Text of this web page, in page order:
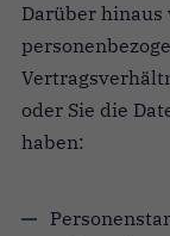
Darüber
oder Sie die
haben: